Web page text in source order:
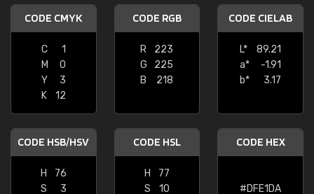
CODE CMYK
C
1
M
0
Y
3
K
12
CODE RGB
R
223
G
225
B
218
CODE CIELAB
L*
89.21
a*
-1.91
b*
3.17
CODE HSB/HSV
H
76
S
3
CODE HSL
H
77
S
10
CODE HEX
#DFE1DA